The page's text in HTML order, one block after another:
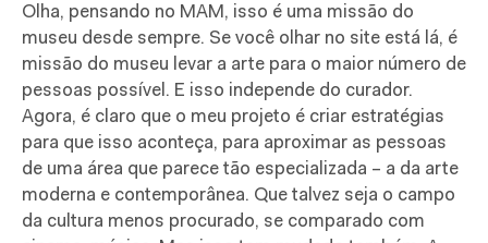
Olha, pensando no MAM, isso é uma missão do
museu desde sempre. Se você olhar no site está lá, é
missão do museu levar a arte para o maior número de
pessoas possível. E isso independe do curador.
Agora, é claro que o meu projeto é criar estratégias
para que isso aconteça, para aproximar as pessoas
de uma área que parece tão especializada – a da arte
moderna e contemporânea. Que talvez seja o campo
da cultura menos procurado, se comparado com